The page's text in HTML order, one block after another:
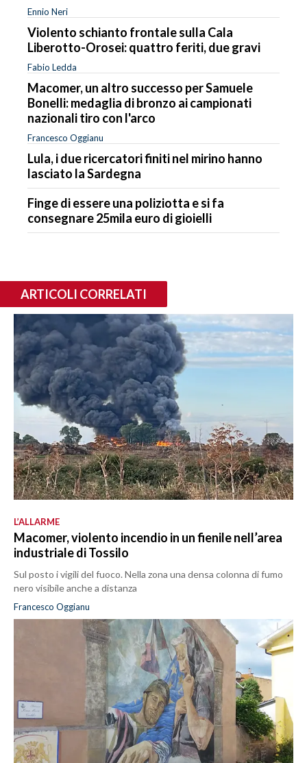
Ennio Neri
Violento schianto frontale sulla Cala
Liberotto-Orosei: quattro feriti, due gravi
Fabio Ledda
Macomer, un altro successo per Samuele
Bonelli: medaglia di bronzo ai campionati
nazionali tiro con l'arco
Francesco Oggianu
Lula, i due ricercatori finiti nel mirino hanno
lasciato la Sardegna
Finge di essere una poliziotta e si fa
consegnare 25mila euro di gioielli
ARTICOLI CORRELATI
L’ALLARME
Macomer, violento incendio in un fienile nell’area
industriale di Tossilo
Sul posto i vigili del fuoco. Nella zona una densa colonna di fumo
nero visibile anche a distanza
Francesco Oggianu